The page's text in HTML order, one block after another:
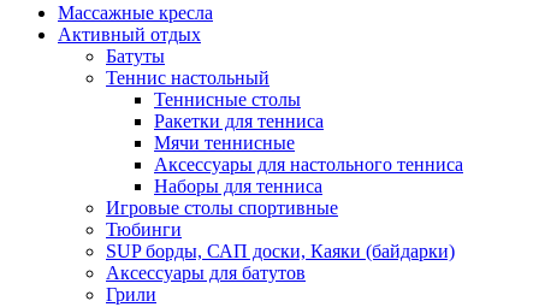
Массажные кресла
Активный отдых
Батуты
Теннис настольный
Теннисные столы
Ракетки для тенниса
Мячи теннисные
Аксессуары для настольного тенниса
Наборы для тенниса
Игровые столы спортивные
Тюбинги
SUP борды, САП доски, Каяки (байдарки)
Аксессуары для батутов
Грили